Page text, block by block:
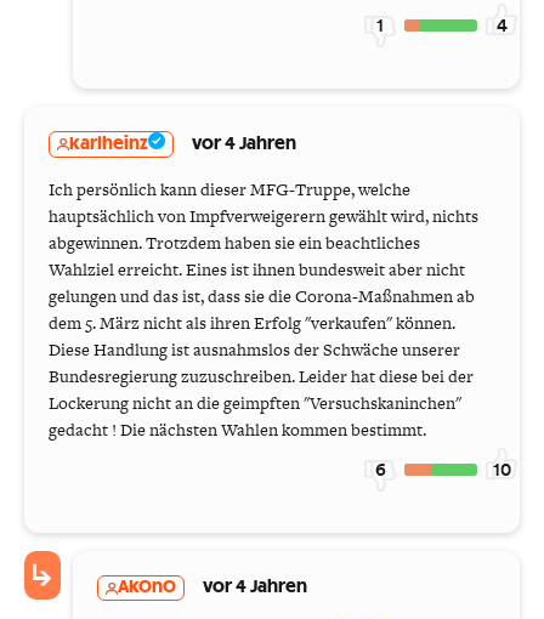
1 4
karlheinz vor 4 Jahren
Ich persönlich kann dieser MFG-Truppe, welche
hauptsächlich von Impfverweigerern gewählt wird, nichts
abgewinnen. Trotzdem haben sie ein beachtliches
Wahlziel erreicht. Eines ist ihnen bundesweit aber nicht
gelungen und das ist, dass sie die Corona-Maßnahmen ab
dem 5. März nicht als ihren Erfolg "verkaufen" können.
Diese Handlung ist ausnahmslos der Schwäche unserer
Bundesregierung zuzuschreiben. Leider hat diese bei der
Lockerung nicht an die geimpften "Versuchskaninchen"
gedacht ! Die nächsten Wahlen kommen bestimmt.
6 10
AkOnO vor 4 Jahren